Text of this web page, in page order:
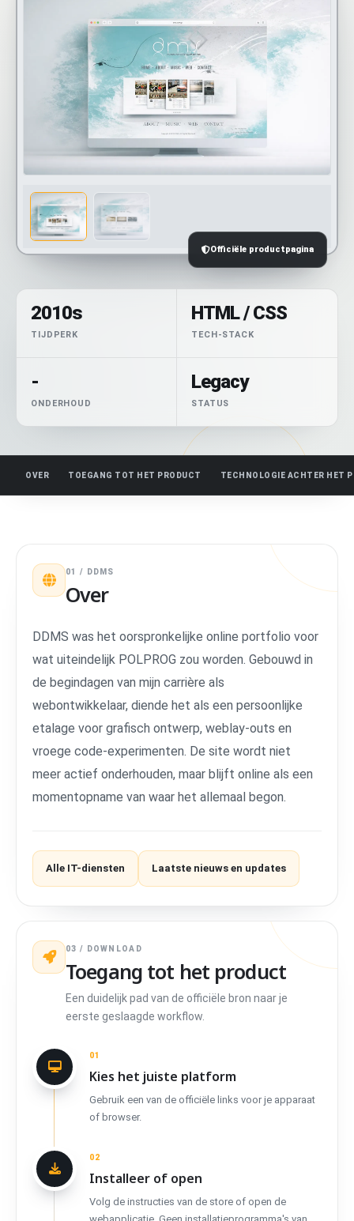
Officiële productpagina
2010s
TIJDPERK
HTML / CSS
TECH-STACK
-
ONDERHOUD
Legacy
STATUS
OVER TOEGANG TOT HET PRODUCT TECHNOLOGIE ACHTER HET
01 / DDMS
Over
DDMS was het oorspronkelijke online portfolio voor
wat uiteindelijk POLPROG zou worden. Gebouwd in
de begindagen van mijn carrière als
webontwikkelaar, diende het als een persoonlijke
etalage voor grafisch ontwerp, weblay-outs en
vroege code-experimenten. De site wordt niet
meer actief onderhouden, maar blijft online als een
momentopname van waar het allemaal begon.
Alle IT-diensten Laatste nieuws en updates
03 / DOWNLOAD
Toegang tot het product
Een duidelijk pad van de officiële bron naar je
eerste geslaagde workflow.
01
Kies het juiste platform
Gebruik een van de officiële links voor je apparaat
of browser.
02
Installeer of open
Volg de instructies van de store of open de